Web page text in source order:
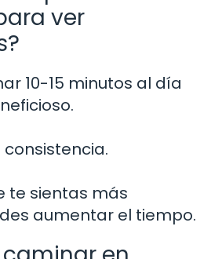
ver
10-15 minutos al día
consistencia.
te sientas más
aumentar el tiempo.